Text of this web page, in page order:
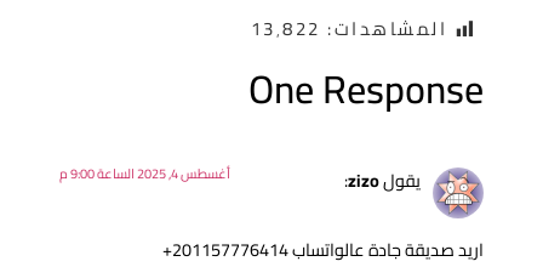
المشاهدات: 13٬822
One
يقولzizo
:
صديقة جادة عالواتساب 201157776414+